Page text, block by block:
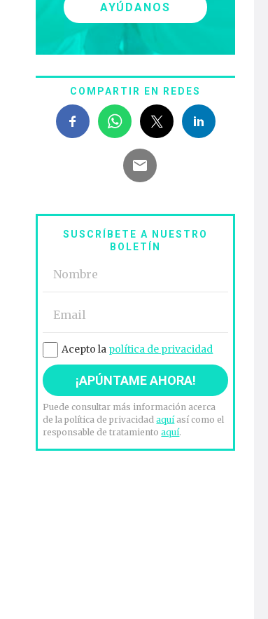
AYÚDANOS
COMPARTIR EN REDES
SUSCRÍBETE A NUESTRO
BOLETÍN
Acepto la política de privacidad
Puede consultar más información acerca
de la política de privacidadaquíasí como el
responsable de tratamientoaquí.